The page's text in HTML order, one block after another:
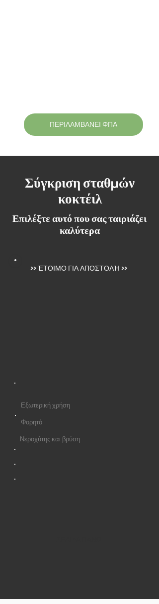
ΠΕΡΙΛΑΜΒΑΝΕΙ ΦΠΑ
Σύγκριση σταθμών
κοκτέιλ
Επιλέξτε αυτό που σας ταιριάζει
καλύτερα
>>ΈΤΟΙΜΟ ΓΙΑ ΑΠΟΣΤΟΛΉ >>
Εξωτερική χρήση
Φορητό
Νεροχύτης και βρύση